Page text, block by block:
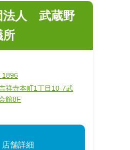
法人 武蔵野
所
1896
祥寺本町1丁目10-7武
館8F
店舗詳細